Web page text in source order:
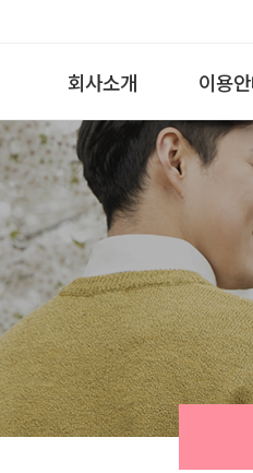
회사소개 이용